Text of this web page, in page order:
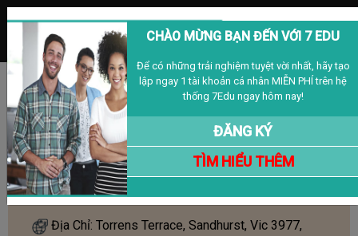
MENU
VIỆT NAM
Đăng nhập Đăng ký
Thuê Phóng - Torrens Terrace,
Sandhurst, Melbourne
Địa Chỉ: Torrens Terrace, Sandhurst, Vic 3977,
CHÀO MỪNG BẠN ĐẾN VỚI 7 EDU
Để có những trải nghiệm tuyệt vời nhất, hãy tạo
lập ngay 1 tài khoản cá nhân MIỄN PHÍ trên hệ
thống 7Edu ngay hôm nay!
ĐĂNG KÝ
TÌM HIỂU THÊM